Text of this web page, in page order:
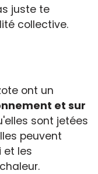
juste te
collective.
ont un
et sur
sont jetées
peuvent
et les